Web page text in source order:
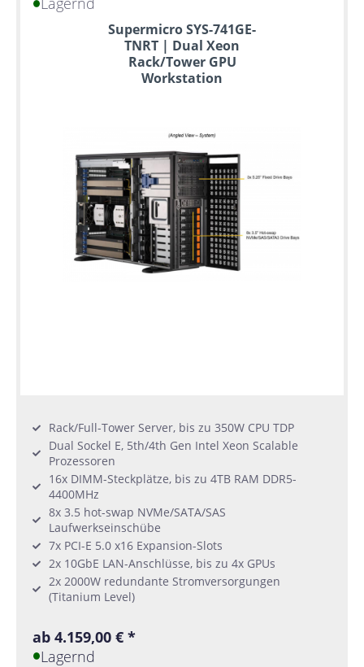
Gebrauchte
Supermicro SYS-741GE-
TNRT | Dual Xeon
Rack/Tower GPU
Workstation
Rack/Full-Tower Server, bis zu 350W CPU TDP
Dual Sockel E, 5th/4th Gen Intel Xeon Scalable
Prozessoren
16x DIMM-Steckplätze, bis zu 4TB RAM DDR5-
4400MHz
8x 3.5 hot-swap NVMe/SATA/SAS
Laufwerkseinschübe
7x PCI-E 5.0 x16 Expansion-Slots
2x 10GbE LAN-Anschlüsse, bis zu 4x GPUs
2x 2000W redundante Stromversorgungen
(Titanium Level)
ab 4.159,00 € *
Lagernd